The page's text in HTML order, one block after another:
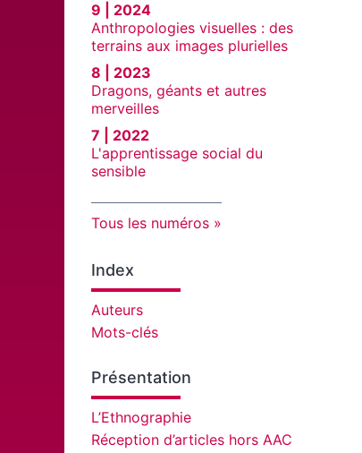
9 | 2024
Anthropologies visuelles : des
terrains aux images plurielles
8 | 2023
Dragons, géants et autres
merveilles
7 | 2022
L'apprentissage social du
sensible
Tous les numéros
Index
Auteurs
Mots-clés
Présentation
L’Ethnographie
Réception d’articles hors AAC